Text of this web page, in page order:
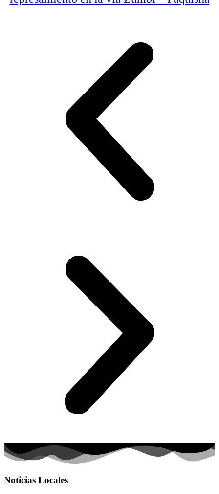
Noticias Locales